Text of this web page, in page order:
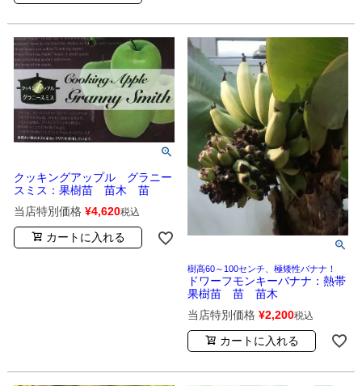
クッキングアップル グラニー
スミス：果樹苗 苗木 苗
当店特別価格 ¥4,620税込
カートに入れる
樹高60～100センチ、極矮性バナナ！
ドワーフモンキーバナナ：熱帯
果樹苗 苗 苗木
当店特別価格 ¥2,200税込
カートに入れる